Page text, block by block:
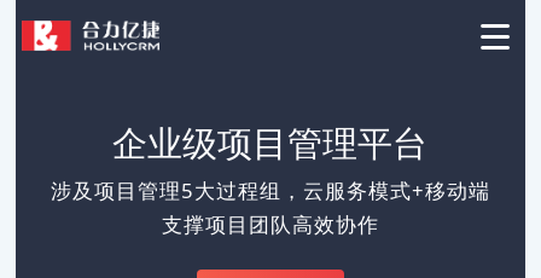
企业级项目管理平台
涉及项目管理5大过程组，云服务模式+移动端
支撑项目团队高效协作